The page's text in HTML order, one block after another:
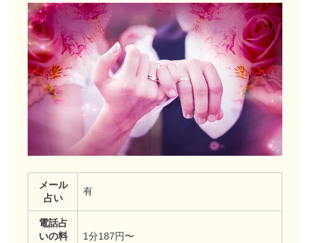
メール
占い
有
電話占
いの料
1分187円〜